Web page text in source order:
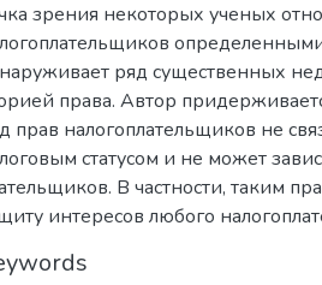
зрения некоторых ученых
ряд существенных
права. Автор
прав налогоплательщиков не
статусом и не может
В частности, таким
интересов любого